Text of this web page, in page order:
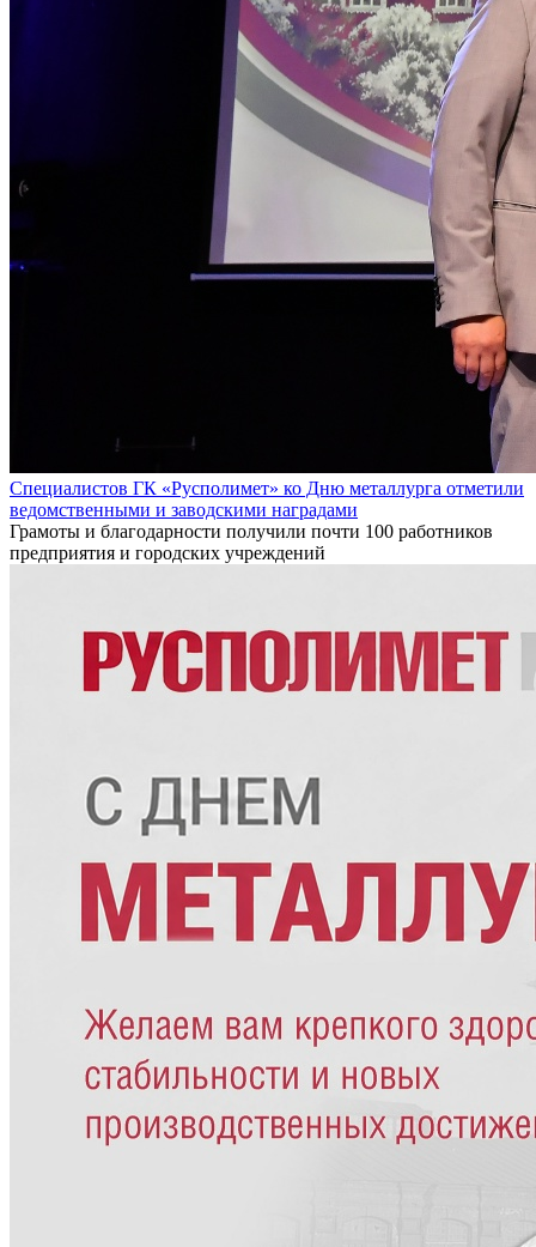
Специалистов ГК «Русполимет» ко Дню металлурга отметили
ведомственными и заводскими наградами
Грамоты и благодарности получили почти 100 работников
предприятия и городских учреждений